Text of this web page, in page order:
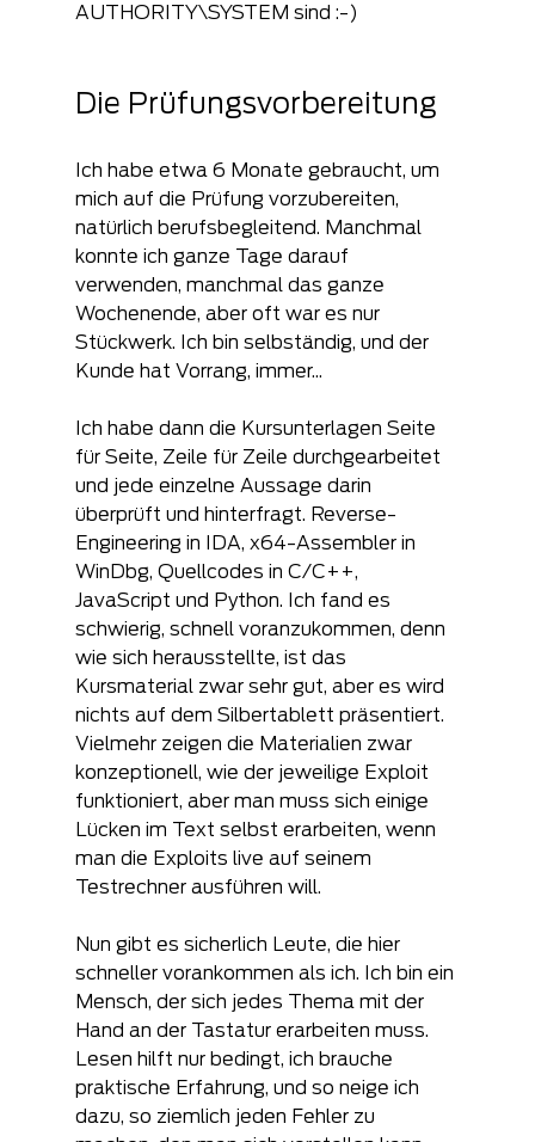
AUTHORITY\SYSTEM sind :-)
Die Prüfungsvorbereitung
Ich habe etwa 6 Monate gebraucht, um
mich auf die Prüfung vorzubereiten,
natürlich berufsbegleitend. Manchmal
konnte ich ganze Tage darauf
verwenden, manchmal das ganze
Wochenende, aber oft war es nur
Stückwerk. Ich bin selbständig, und der
Kunde hat Vorrang, immer...
Ich habe dann die Kursunterlagen Seite
für Seite, Zeile für Zeile durchgearbeitet
und jede einzelne Aussage darin
überprüft und hinterfragt. Reverse-
Engineering in IDA, x64-Assembler in
WinDbg, Quellcodes in C/C++,
JavaScript und Python. Ich fand es
schwierig, schnell voranzukommen, denn
wie sich herausstellte, ist das
Kursmaterial zwar sehr gut, aber es wird
nichts auf dem Silbertablett präsentiert.
Vielmehr zeigen die Materialien zwar
konzeptionell, wie der jeweilige Exploit
funktioniert, aber man muss sich einige
Lücken im Text selbst erarbeiten, wenn
man die Exploits live auf seinem
Testrechner ausführen will.
Nun gibt es sicherlich Leute, die hier
schneller vorankommen als ich. Ich bin ein
Mensch, der sich jedes Thema mit der
Hand an der Tastatur erarbeiten muss.
Lesen hilft nur bedingt, ich brauche
praktische Erfahrung, und so neige ich
dazu, so ziemlich jeden Fehler zu